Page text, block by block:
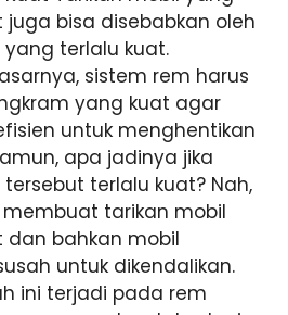
bisa disebabkan oleh
terlalu kuat.
sistem rem harus
yang kuat agar
untuk menghentikan
apa jadinya jika
terlalu kuat? Nah,
tarikan mobil
dan bahkan mobil
untuk dikendalikan.
ini terjadi pada rem